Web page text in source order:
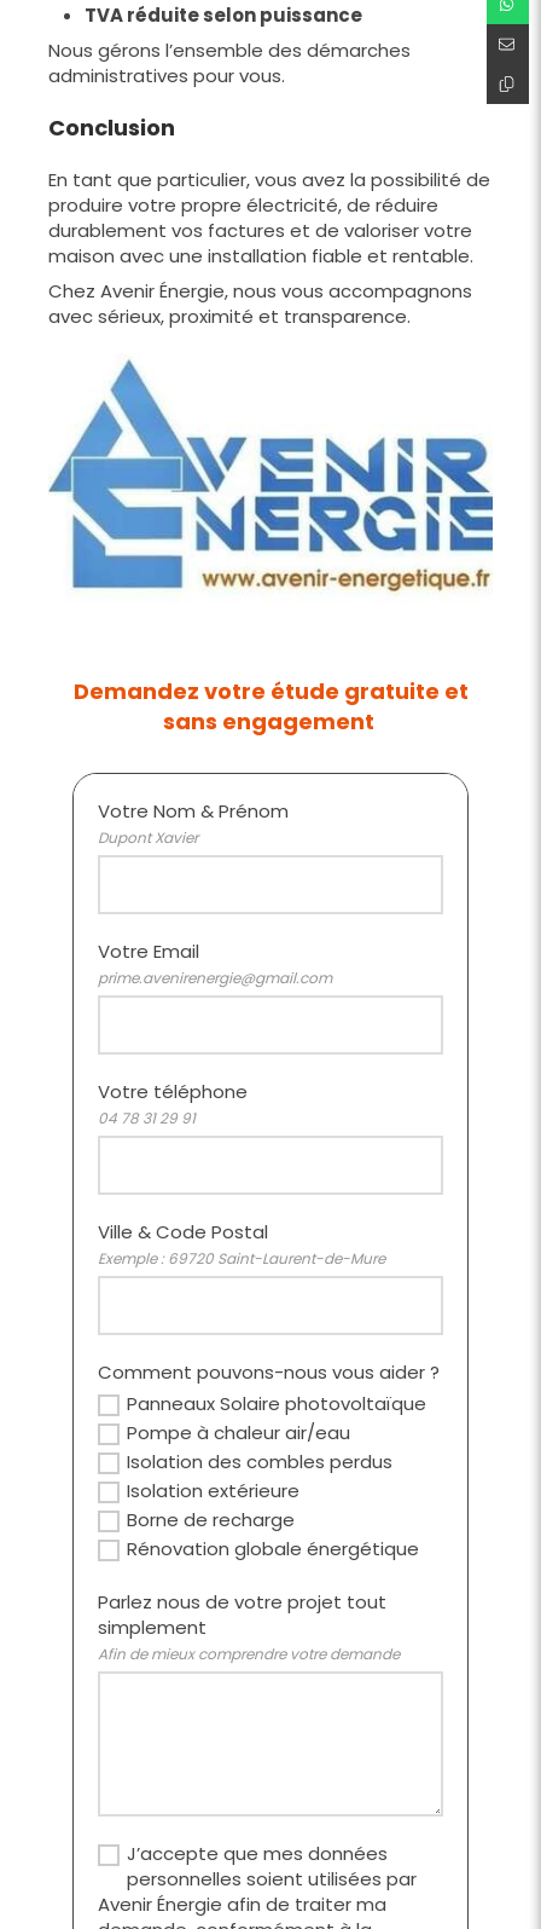
TVA réduite selon puissance
Nous gérons l’ensemble des démarches
administratives pour vous.
Conclusion
En tant que particulier, vous avez la possibilité de
produire votre propre électricité, de réduire
durablement vos factures et de valoriser votre
maison avec une installation fiable et rentable.
Chez Avenir Énergie, nous vous accompagnons
avec sérieux, proximité et transparence.
Demandez votre étude gratuite et
sans engagement
Votre Nom & Prénom
Dupont Xavier
Votre Email
prime.avenirenergie@gmail.com
Votre téléphone
04 78 31 29 91
Ville & Code Postal
Exemple : 69720 Saint-Laurent-de-Mure
Comment pouvons-nous vous aider ?
Panneaux Solaire photovoltaïque
Pompe à chaleur air/eau
Isolation des combles perdus
Isolation extérieure
Borne de recharge
Rénovation globale énergétique
Parlez nous de votre projet tout
simplement
Afin de mieux comprendre votre demande
J’accepte que mes données
personnelles soient utilisées par
Avenir Énergie afin de traiter ma